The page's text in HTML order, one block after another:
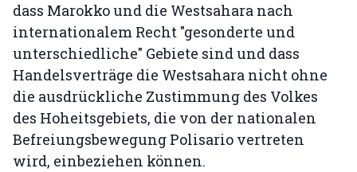
dass Marokko und die Westsahara nach
internationalem Recht "gesonderte und
unterschiedliche" Gebiete sind und dass
Handelsverträge die Westsahara nicht ohne
die ausdrückliche Zustimmung des Volkes
des Hoheitsgebiets, die von der nationalen
Befreiungsbewegung Polisario vertreten
wird, einbeziehen können.